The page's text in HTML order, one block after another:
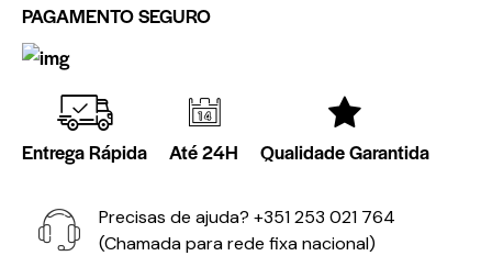
PAGAMENTO SEGURO
Entrega Rápida Até 24H Qualidade Garantida
Precisas de ajuda? +351 253 021 764
(Chamada para rede fixa nacional)